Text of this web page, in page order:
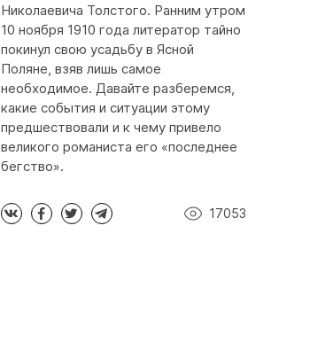
Николаевича Толстого. Ранним утром
10 ноября 1910 года литератор тайно
покинул свою усадьбу в Ясной
Поляне, взяв лишь самое
необходимое. Давайте разберемся,
какие события и ситуации этому
предшествовали и к чему привело
великого романиста его «последнее
бегство».
17053